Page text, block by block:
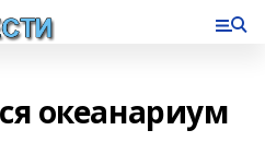
океанариум